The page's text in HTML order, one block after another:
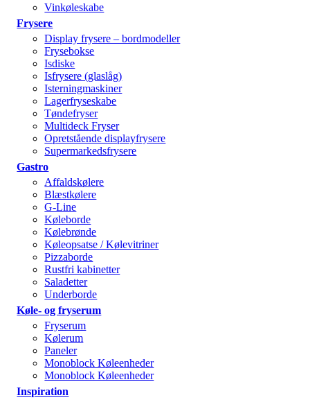
Vinkøleskabe
Frysere
Display frysere – bordmodeller
Frysebokse
Isdiske
Isfrysere (glaslåg)
Isterningmaskiner
Lagerfryseskabe
Tøndefryser
Multideck Fryser
Opretstående displayfrysere
Supermarkedsfrysere
Gastro
Affaldskølere
Blæstkølere
G-Line
Køleborde
Kølebrønde
Køleopsatse / Kølevitriner
Pizzaborde
Rustfri kabinetter
Saladetter
Underborde
Køle- og fryserum
Fryserum
Kølerum
Paneler
Monoblock Køleenheder
Monoblock Køleenheder
Inspiration